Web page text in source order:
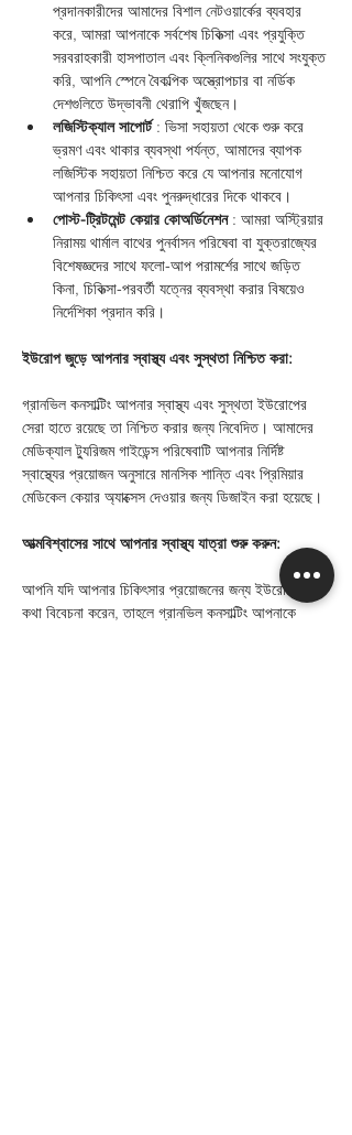
প্রদানকারীদের আমাদের বিশাল নেটওয়ার্কের ব্যবহার
করে, আমরা আপনাকে সর্বশেষ চিকিত্সা এবং প্রযুক্তি
সরবরাহকারী হাসপাতাল এবং ক্লিনিকগুলির সাথে সংযুক্ত
করি, আপনি স্পেনে বৈকল্পিক অস্ত্রোপচার বা নর্ডিক
দেশগুলিতে উদ্ভাবনী থেরাপি খুঁজছেন।
লজিস্টিক্যাল সাপোর্ট : ভিসা সহায়তা থেকে শুরু করে
ভ্রমণ এবং থাকার ব্যবস্থা পর্যন্ত, আমাদের ব্যাপক
লজিস্টিক সহায়তা নিশ্চিত করে যে আপনার মনোযোগ
আপনার চিকিৎসা এবং পুনরুদ্ধারের দিকে থাকবে।
পোস্ট-ট্রিটমেন্ট কেয়ার কোঅর্ডিনেশন : আমরা অস্ট্রিয়ার
নিরাময় থার্মাল বাথের পুনর্বাসন পরিষেবা বা যুক্তরাজ্যের
বিশেষজ্ঞদের সাথে ফলো-আপ পরামর্শের সাথে জড়িত
কিনা, চিকিত্সা-পরবর্তী যত্নের ব্যবস্থা করার বিষয়েও
নির্দেশিকা প্রদান করি।
ইউরোপ জুড়ে আপনার স্বাস্থ্য এবং সুস্থতা নিশ্চিত করা:
গ্রানভিল কনসাল্টিং আপনার স্বাস্থ্য এবং সুস্থতা ইউরোপের
সেরা হাতে রয়েছে তা নিশ্চিত করার জন্য নিবেদিত। আমাদের
মেডিক্যাল ট্যুরিজম গাইডেন্স পরিষেবাটি আপনার নির্দিষ্ট
স্বাস্থ্যের প্রয়োজন অনুসারে মানসিক শান্তি এবং প্রিমিয়ার
মেডিকেল কেয়ার অ্যাক্সেস দেওয়ার জন্য ডিজাইন করা হয়েছে।
আত্মবিশ্বাসের সাথে আপনার স্বাস্থ্য যাত্রা শুরু করুন:
আপনি যদি আপনার চিকিৎসার প্রয়োজনের জন্য ইউরোপের
কথা বিবেচনা করেন, তাহলে গ্রানভিল কনসাল্টিং আপনাকে